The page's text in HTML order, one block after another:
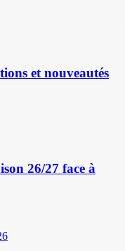
et nouveautés
26/27 face à